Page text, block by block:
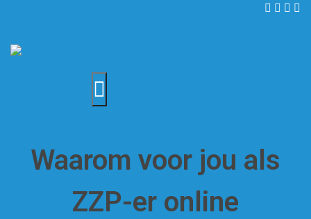
Waarom voor jou als
ZZP-er online